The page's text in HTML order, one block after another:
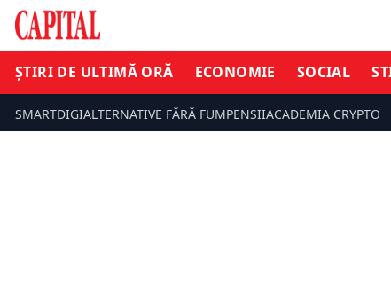
ȘTIRI DE ULTIMĂ ORĂ ECONOMIE SOCIAL
SMARTDIGIALTERNATIVE FĂRĂ FUMPENSIIACADEMIA CRYPTO